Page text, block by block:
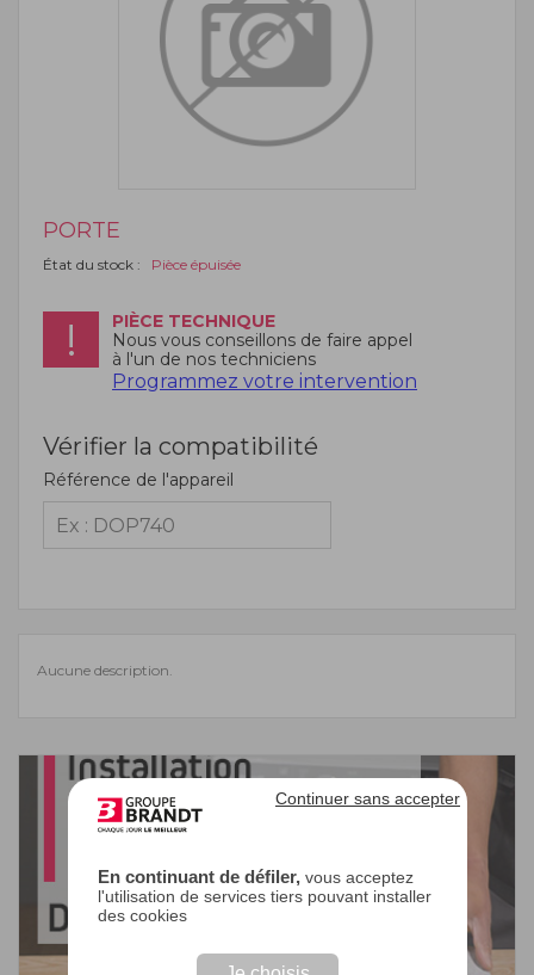
En continuant de défiler,vous acceptez
l'utilisation de services tiers pouvant installer
des cookies
Continuer sans accepter
PORTE
État du stock : Pièce épuisée
PIÈCE TECHNIQUE
Nous vous conseillons de faire appel
à l'un de nos techniciens
Programmez votre intervention
Vérifier la compatibilité
Référence de l'appareil
Aucune description.